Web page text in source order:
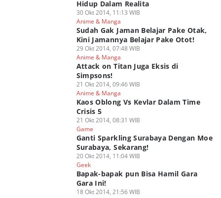
Hidup Dalam Realita
30 Okt 2014, 11:13 WIB
Anime & Manga
Sudah Gak Jaman Belajar Pake Otak,
Kini Jamannya Belajar Pake Otot!
29 Okt 2014, 07:48 WIB
Anime & Manga
Attack on Titan Juga Eksis di
Simpsons!
21 Okt 2014, 09:46 WIB
Anime & Manga
Kaos Oblong Vs Kevlar Dalam Time
Crisis 5
21 Okt 2014, 08:31 WIB
Game
Ganti Sparkling Surabaya Dengan Moe
Surabaya, Sekarang!
20 Okt 2014, 11:04 WIB
Geek
Bapak-bapak pun Bisa Hamil Gara
Gara Ini!
18 Okt 2014, 21:56 WIB